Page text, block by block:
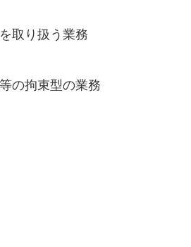
取り扱う業務
の拘束型の業務